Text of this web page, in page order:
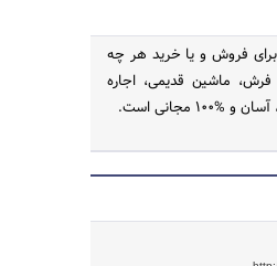
برای فروش و یا خرید هر چه
ماشین قدیمی، اجاره
مجانی است.